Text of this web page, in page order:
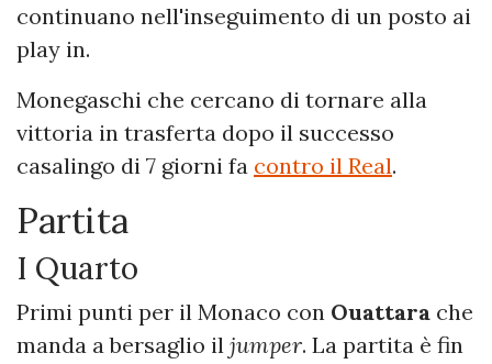
continuano nell'inseguimento di un posto ai
play in.
Monegaschi che cercano di tornare alla
vittoria in trasferta dopo il successo
casalingo di 7 giorni fa contro il Real.
Partita
I Quarto
Primi punti per il Monaco con Ouattara che
manda a bersaglio il jumper. La partita è fin